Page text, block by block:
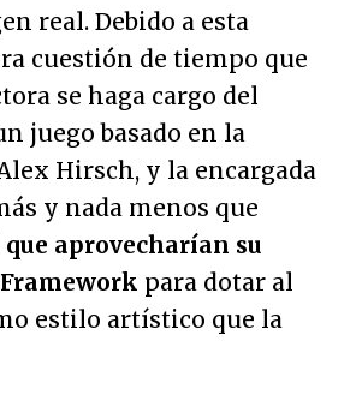
real. Debido a esta
cuestión de tiempo que
se haga cargo del
juego basado en la
Hirsch, y la encargada
y nada menos que
que aprovecharían su
para dotar al
estilo artístico que la